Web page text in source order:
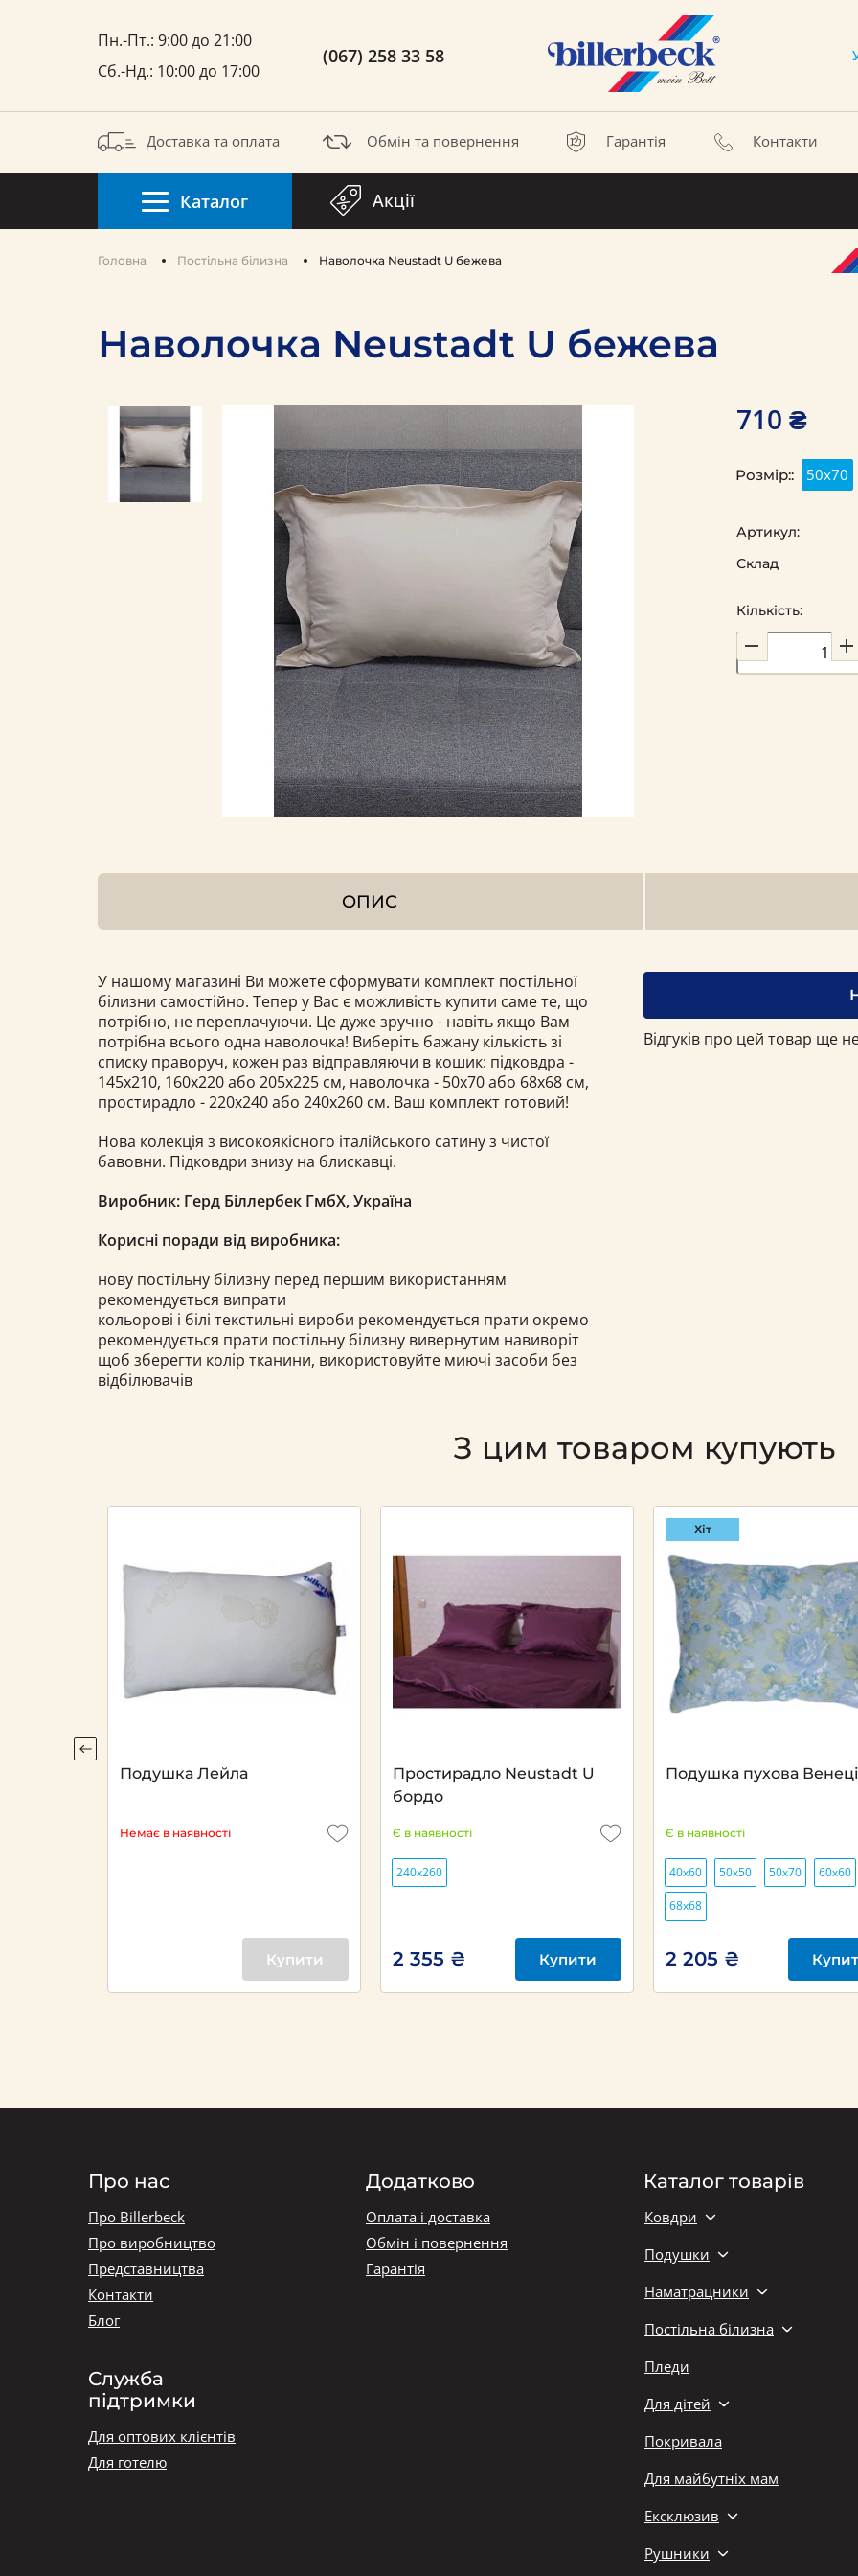
Пн.-Пт.: 9:00 до 21:00
Сб.-Нд.: 10:00 до 17:00
(067) 258 33 58
Доставка та оплата Обмін та повернення Гарантія Контакти
Каталог Акції
Головна Постільна білизна Наволочка Neustadt U бежева
Наволочка Neustadt U бежева
710 ₴
Розмір:: 50х70
Кількість:
Артикул:
Склад
ОПИС
У нашому магазині Ви можете сформувати комплект постільної
білизни самостійно. Тепер у Вас є можливість купити саме те, що
потрібно, не переплачуючи. Це дуже зручно - навіть якщо Вам
потрібна всього одна наволочка! Виберіть бажану кількість зі
списку праворуч, кожен раз відправляючи в кошик: підковдра -
145х210, 160x220 або 205x225 см, наволочка - 50х70 або 68x68 см,
простирадло - 220x240 або 240х260 см. Ваш комплект готовий!
Нова колекція з високоякісного італійського сатину з чистої
бавовни. Підковдри знизу на блискавці.
Виробник: Герд Біллербек ГмбХ, Україна
Корисні поради від виробника:
нову постільну білизну перед першим використанням
рекомендується випрати
кольорові і білі текстильні вироби рекомендується прати окремо
рекомендується прати постільну білизну вивернутим навиворіт
щоб зберегти колір тканини, використовуйте миючі засоби без
відбілювачів
Відгуків про цей товар ще
З цим товаром купують
Подушка Лейла
Немає в наявності
Купити
Простирадло Neustadt U
бордо
Є в наявності
240х260
2 355 ₴ Купити
Хіт
Подушка пухова
Є в наявності
40х60 50х50 50х70 60х60
68х68
2 205 ₴
Каталог товарів
Ковдри
Подушки
Наматрацники
Постільна білизна
Пледи
Для дітей
Покривала
Для майбутніх мам
Ексклюзив
Рушники
Про нас
Про Billerbeck
Про виробництво
Представництва
Контакти
Блог
Служба
підтримки
Для оптових клієнтів
Для готелю
Додатково
Оплата і доставка
Обмін і повернення
Гарантія